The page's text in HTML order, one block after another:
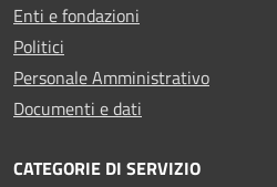
Enti e fondazioni
Politici
Personale Amministrativo
Documenti e dati
CATEGORIE DI SERVIZIO